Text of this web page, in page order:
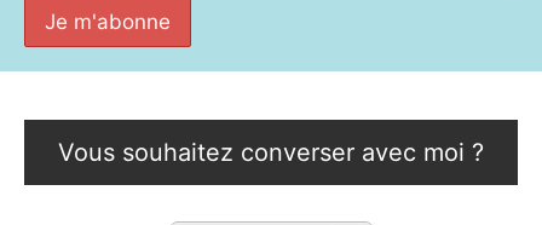
Vous souhaitez converser avec moi ?